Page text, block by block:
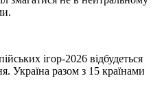
ігор-2026 відбудеться
Україна разом з 15 країнами